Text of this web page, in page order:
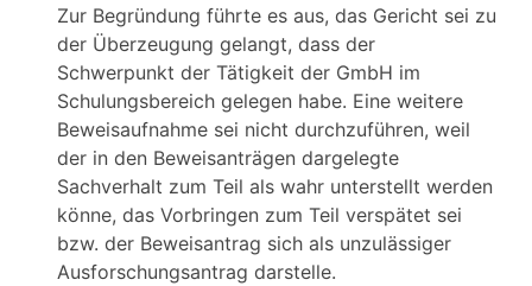
Zur Begründung führte es aus, das Gericht sei zu
der Überzeugung gelangt, dass der
Schwerpunkt der Tätigkeit der GmbH im
Schulungsbereich gelegen habe. Eine weitere
Beweisaufnahme sei nicht durchzuführen, weil
der in den Beweisanträgen dargelegte
Sachverhalt zum Teil als wahr unterstellt werden
könne, das Vorbringen zum Teil verspätet sei
bzw. der Beweisantrag sich als unzulässiger
Ausforschungsantrag darstelle.